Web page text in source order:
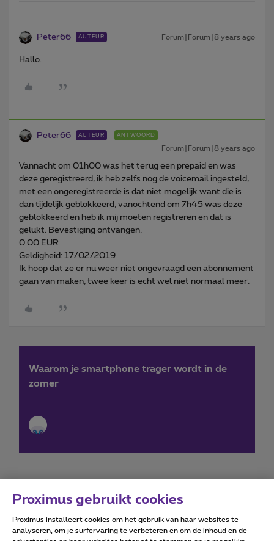
Peter66 AUTEUR Forum|Forum|8 years ago
Hallo.
Peter66 AUTEUR ANTWOORD
Forum|Forum|8 years ago
Vannacht om 01h00 was het terug een prepaid en was
deze geregistreerd, ik heb zelfs nog de voicemail ingesteld,
met een ongeregistreerde is dat niet mogelijk want die is
dan tijdelijk geblokkeerd, vanochtend om 7h45 was deze
geblokkeerd en heb ik mij moeten registreren en dat is
gelukt. Bevestiging ontvangen.
0.00 EUR
Geldigheid: 17/02/2019
Ik hoop dat ze er nu weer niet ongevraagd een abonnement
gaan van maken, twee keer is echt wel niet normaal meer.
Waarom je smartphone trager wordt in de
zomer
Forumvoorwaarden Accessibility statement
Proximus gebruikt cookies
Proximus installeert cookies om het gebruik van haar websites te
analyseren, om je surfervaring te verbeteren en om de inhoud en de